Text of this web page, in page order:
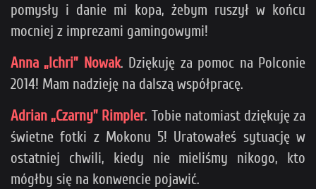
pomysły i danie mi kopa, żebym ruszył w końcu
mocniej z imprezami gamingowymi!
Anna „Ichri” Nowak. Dziękuję za pomoc na Polconie
2014! Mam nadzieję na dalszą współpracę.
Adrian „Czarny” Rimpler. Tobie natomiast dziękuję za
świetne fotki z Mokonu 5! Uratowałeś sytuację w
ostatniej chwili, kiedy nie mieliśmy nikogo, kto
mógłby się na konwencie pojawić.